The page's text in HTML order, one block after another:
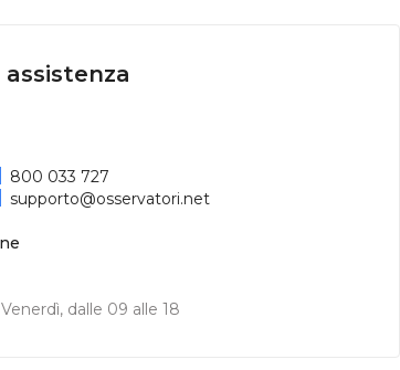
dalle 09 alle 18
800 033 727
supporto@osservatori.net